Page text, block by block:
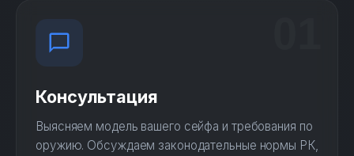
Консультация
Выясняем модель вашего сейфа и требования по
оружию. Обсуждаем законодательные нормы РК,